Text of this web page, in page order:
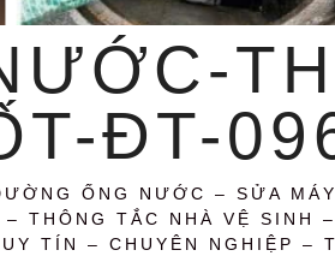
ĐT-
ỐNG NƯỚC – SỬA
THÔNG TẮC NHÀ VỆ SINH
TÍN – CHUYÊN NGHIỆP –